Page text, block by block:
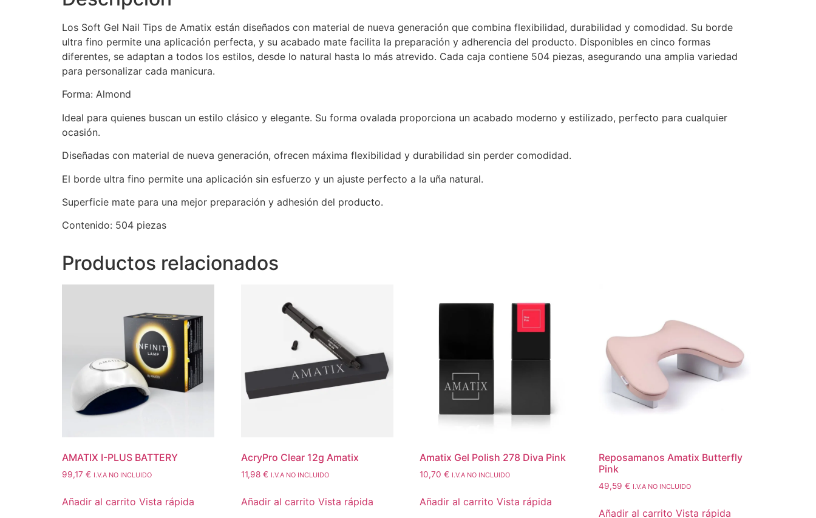
Los Soft Gel Nail Tips de Amatix están diseñados con material de nueva generación que combina flexibilidad, durabilidad y comodidad. Su borde
ultra fino permite una aplicación perfecta, y su acabado mate facilita la preparación y adherencia del producto. Disponibles en cinco formas
diferentes, se adaptan a todos los estilos, desde lo natural hasta lo más atrevido. Cada caja contiene 504 piezas, asegurando una amplia variedad
para personalizar cada manicura.
Forma: Almond
Ideal para quienes buscan un estilo clásico y elegante. Su forma ovalada proporciona un acabado moderno y estilizado, perfecto para cualquier
ocasión.
Diseñadas con material de nueva generación, ofrecen máxima flexibilidad y durabilidad sin perder comodidad.
El borde ultra fino permite una aplicación sin esfuerzo y un ajuste perfecto a la uña natural.
Superficie mate para una mejor preparación y adhesión del producto.
Contenido: 504 piezas
Productos relacionados
AMATIX I-PLUS BATTERY
99,17 € I.V.A NO INCLUIDO
Añadir al carrito Vista rápida
AcryPro Clear 12g Amatix
11,98 € I.V.A NO INCLUIDO
Añadir al carrito Vista rápida
Amatix Gel Polish 278 Diva Pink
10,70€ I.V.A NO INCLUIDO
Añadir al carrito Vista rápida
Reposamanos Amatix Butterfly
Pink
49,59€ I.V.A NO INCLUIDO
Añadir al carrito Vista rápida